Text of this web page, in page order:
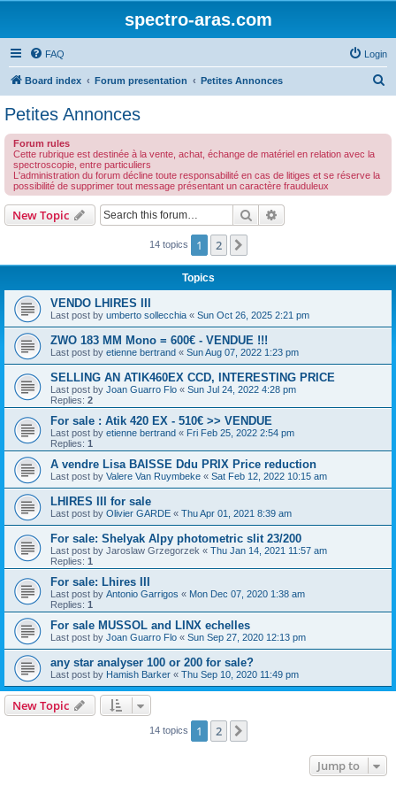
spectro-aras.com
FAQ Login
Board index Forum presentation Petites Annonces
Petites Annonces
Forum rules
Cette rubrique est destinée à la vente, achat, échange de matériel en relation avec la
spectroscopie, entre particuliers
L'administration du forum décline toute responsabilité en cas de litiges et se réserve la
possibilité de supprimer tout message présentant un caractère frauduleux
New Topic Search
14 topics 1 2
Topics
VENDO LHIRES III
Last post by umberto sollecchia « Sun Oct 26, 2025 2:21 pm
ZWO 183 MM Mono = 600€ - VENDUE !!!
Last post by etienne bertrand « Sun Aug 07, 2022 1:23 pm
SELLING AN ATIK460EX CCD, INTERESTING PRICE
Last post by Joan Guarro Flo « Sun Jul 24, 2022 4:28 pm
Replies: 2
For sale : Atik 420 EX - 510€ >> VENDUE
Last post by etienne bertrand « Fri Feb 25, 2022 2:54 pm
Replies: 1
A vendre Lisa BAISSE Ddu PRIX Price reduction
Last post by Valere Van Ruymbeke « Sat Feb 12, 2022 10:15 am
LHIRES III for sale
Last post by Olivier GARDE « Thu Apr 01, 2021 8:39 am
For sale: Shelyak Alpy photometric slit 23/200
Last post by Jaroslaw Grzegorzek « Thu Jan 14, 2021 11:57 am
Replies: 1
For sale: Lhires III
Last post by Antonio Garrigos « Mon Dec 07, 2020 1:38 am
Replies: 1
For sale MUSSOL and LINX echelles
Last post by Joan Guarro Flo « Sun Sep 27, 2020 12:13 pm
any star analyser 100 or 200 for sale?
Last post by Hamish Barker « Thu Sep 10, 2020 11:49 pm
New Topic
14 topics 1 2
Jump to